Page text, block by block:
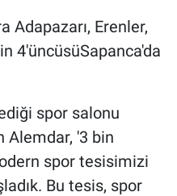
Adapazarı, Erenler,
4'üncüsüSapanca'da
spor salonu
Alemdar, '3 bin
spor tesisimizi
Bu tesis, spor